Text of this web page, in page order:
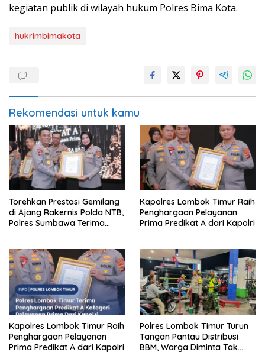
kegiatan publik di wilayah hukum Polres Bima Kota.
hukrimbimakota
Rekomendasi untuk kamu
Torehkan Prestasi Gemilang
di Ajang Rakernis Polda NTB,
Polres Sumbawa Terima
Kapolres Lombok Timur Raih
Penghargaan Pelayanan
Prima Predikat A dari Kapolri
Kapolres Lombok Timur Raih
Penghargaan Pelayanan
Prima Predikat A dari Kapolri
Polres Lombok Timur Turun
Tangan Pantau Distribusi
BBM, Warga Diminta Tak